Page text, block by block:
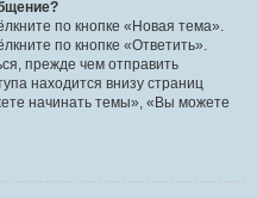
по кнопке «Новая тема».
по кнопке «Ответить».
прежде чем отправить
находится внизу страниц
начинать темы», «Вы можете